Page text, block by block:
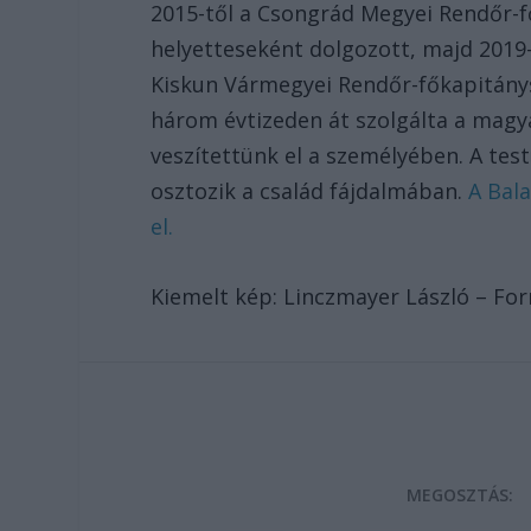
2015-től a Csongrád Megyei
helyetteseként dolgozott, majd
Kiskun Vármegyei Rendőr-
három évtizeden át szolgálta a
veszítettünk el a személyében. A
osztozik a család fájdalmában.A
el.
Kiemelt kép: Linczmayer László –
MEGOSZTÁS: